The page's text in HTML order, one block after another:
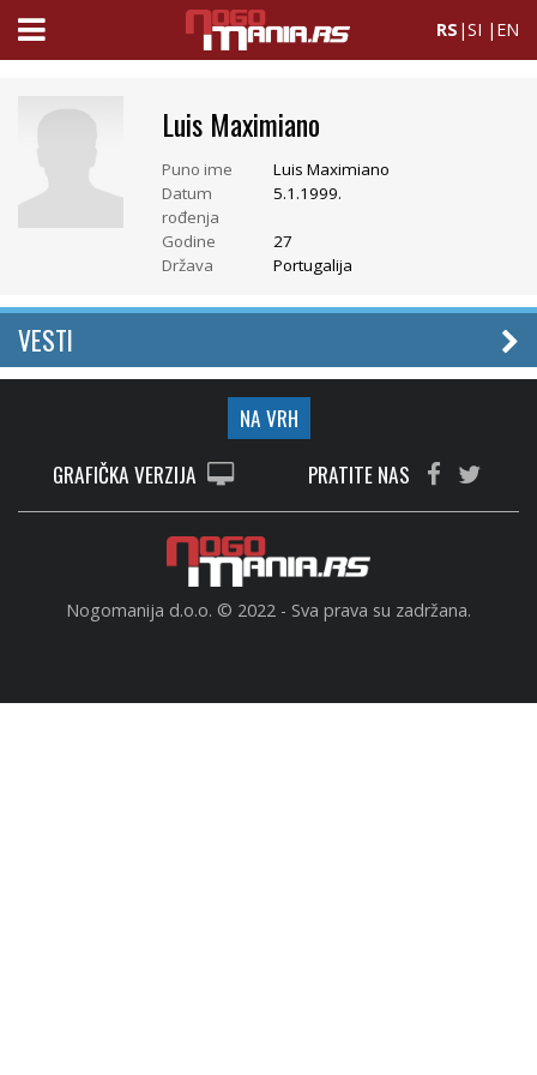
RS |SI | EN
Luis Maximiano
Puno ime
Luis Maximiano
Datum
rođenja
5.1.1999.
Godine
27
Država
Portugalija
VESTI
NA VRH
GRAFIČKA VERZIJA
PRATITE NAS
Nogomanija d.o.o. © 2022 - Sva prava su zadržana.